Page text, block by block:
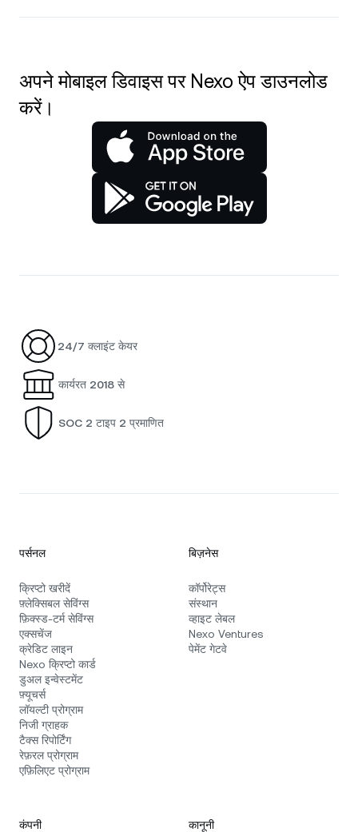
अपने मोबाइल डिवाइस पर Nexo ऐप डाउनलोड
करें।
24/7 क्लाइंट केयर
कार्यरत 2018 से
SOC 2 टाइप 2 प्रमाणित
पर्सनल
क्रिप्टो खरीदें
फ़्लेक्सिबल सेविंग्स
फ़िक्स्ड‑टर्म सेविंग्स
एक्सचेंज
क्रेडिट लाइन
Nexo क्रिप्टो कार्ड
डुअल इन्वेस्टमेंट
फ़्यूचर्स
लॉयल्टी प्रोग्राम
निजी ग्राहक
टैक्स रिपोर्टिंग
रेफ़रल प्रोग्राम
एफ़िलिएट प्रोग्राम
बिज़नेस
कॉर्पोरेट्स
संस्थान
व्हाइट लेबल
Nexo Ventures
पेमेंट गेटवे
कंपनी कानूनी